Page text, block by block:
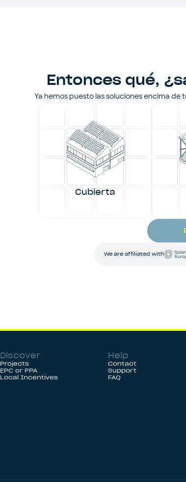
Entonces qué,
Ya hemos puesto las soluciones encima de
Cubierta
We are affiliated with
Discover
Projects
EPC or PPA
Local Incentives
Help
Contact
Support
FAQ